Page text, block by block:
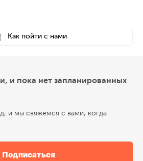
Как пойти с нами
и пока нет запланированных
и мы свяжемся с вами, когда
Подписаться